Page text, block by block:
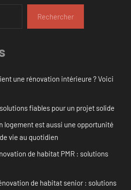
Rechercher
une rénovation intérieure ? Voici
fiables pour un projet solide
logement est aussi une opportunité
vie au quotidien
de habitat PMR : solutions
de habitat senior : solutions